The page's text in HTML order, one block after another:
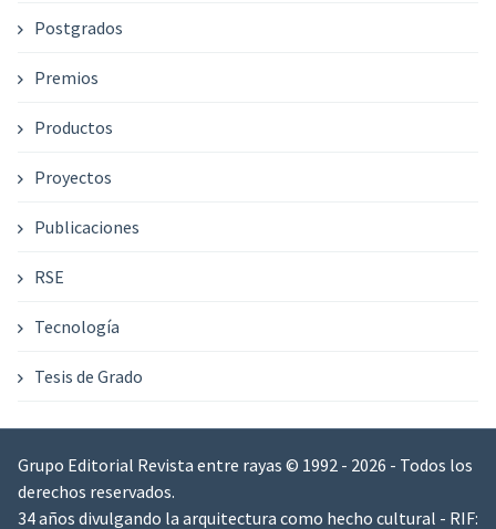
Postgrados
Premios
Productos
Proyectos
Publicaciones
RSE
Tecnología
Tesis de Grado
Grupo Editorial Revista entre rayas © 1992 - 2026 - Todos los
derechos reservados.
34 años divulgando la arquitectura como hecho cultural - RIF: